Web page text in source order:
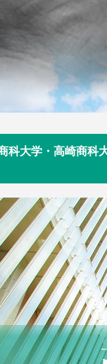
科大学・高崎商科